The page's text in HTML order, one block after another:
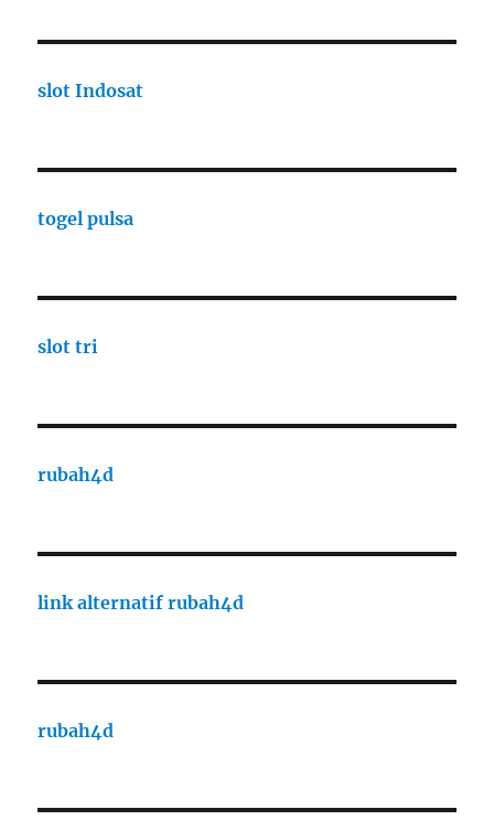
slot Indosat
togel pulsa
slot tri
rubah4d
link alternatif rubah4d
rubah4d